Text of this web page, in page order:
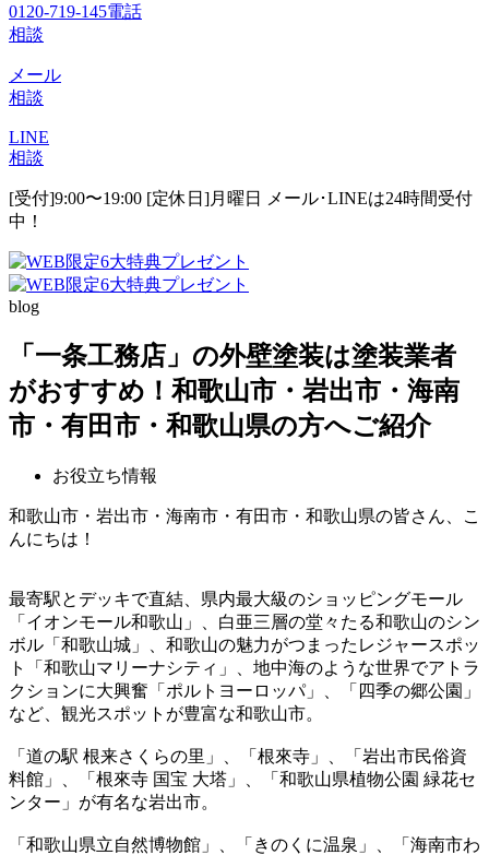
0120-719-145電話
相談
メール
相談
LINE
相談
[受付]9:00〜19:00 [定休日]月曜日
メール･LINEは24時間受付
中！
blog
「一条工務店」の外壁塗装は塗装業者
がおすすめ！和歌山市・岩出市・海南
市・有田市・和歌山県の方へご紹介
お役立ち情報
和歌山市・岩出市・海南市・有田市・和歌山県の皆さん、こ
んにちは！
最寄駅とデッキで直結、県内最大級のショッピングモール
「イオンモール和歌山」、白亜三層の堂々たる和歌山のシン
ボル「和歌山城」、和歌山の魅力がつまったレジャースポッ
ト「和歌山マリーナシティ」、地中海のような世界でアトラ
クションに大興奮「ポルトヨーロッパ」、「四季の郷公園」
など、観光スポットが豊富な和歌山市。
「道の駅 根来さくらの里」、「根來寺」、「岩出市民俗資
料館」、「根來寺 国宝 大塔」、「和歌山県植物公園 緑花セ
ンター」が有名な岩出市。
「和歌山県立自然博物館」、「きのくに温泉」、「海南市わ